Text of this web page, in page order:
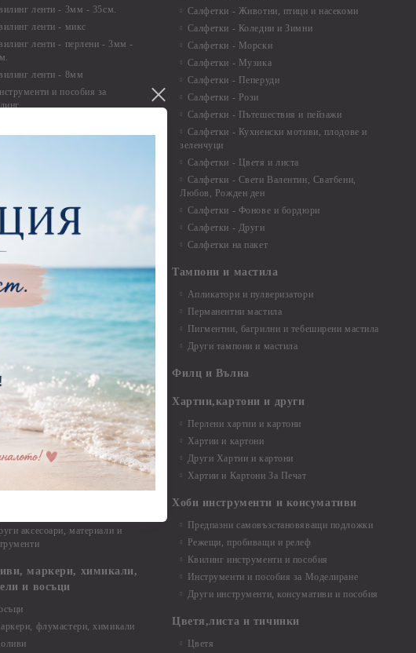
ленти - 3мм - 35см.
ленти - микс
ленти - перлени - 3мм -
ленти - 8мм
и пособия за
за декорация
Повдигащи квадратчета и
Основи - до 6,00 см
Основи - 7,00 - 15,00 см
Основи - над 15,00 см
- Други материали
обков и аксесоари
аксесоари, материали и
маркери, химикали,
и восъци
флумастери, химикали
Салфетки - Животни, птици и насекоми
Салфетки - Коледни и Зимни
Салфетки - Морски
Салфетки - Музика
Салфетки - Пеперуди
Салфетки - Рози
Салфетки - Пътешествия и пейзажи
Салфетки - Кухненски мотиви, плодове и
зеленчуци
Салфетки - Цветя и листа
Салфетки - Свети Валентин, Сватбени,
Любов, Рожден ден
Салфетки - Фонове и бордюри
Салфетки - Други
Салфетки на пакет
Тампони и мастила
Апликатори и пулверизатори
Перманентни мастила
Пигментни, багрилни и тебеширени мастила
Други тампони и мастила
Филц и Вълна
Хартии,картони и други
Перлени хартии и картони
Хартии и картони
Други Хартии и картони
Хартии и Картони За Печат
Хоби инструменти и консумативи
Предпазни самовъзстановяващи подложки
Режещи, пробиващи и релеф
Квилинг инструменти и пособия
Инструменти и пособия за Моделиране
Други инструменти, консумативи и пособия
Цветя,листа и тичинки
Цветя